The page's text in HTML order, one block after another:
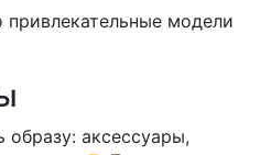
модели
образу: аксессуары,